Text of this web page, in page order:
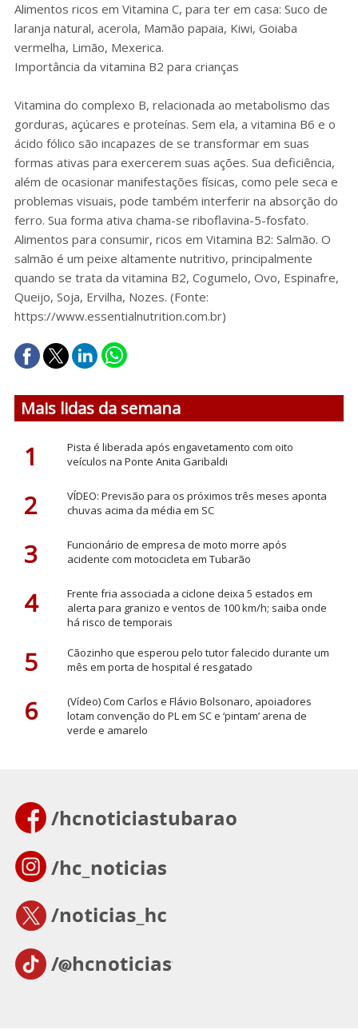
Alimentos ricos em Vitamina C, para ter em casa: Suco de
laranja natural, acerola, Mamão papaia, Kiwi, Goiaba
vermelha, Limão, Mexerica.
Importância da vitamina B2 para crianças
Vitamina do complexo B, relacionada ao metabolismo das
gorduras, açúcares e proteínas. Sem ela, a vitamina B6 e o
ácido fólico são incapazes de se transformar em suas
formas ativas para exercerem suas ações. Sua deficiência,
além de ocasionar manifestações físicas, como pele seca e
problemas visuais, pode também interferir na absorção do
ferro. Sua forma ativa chama-se riboflavina-5-fosfato.
Alimentos para consumir, ricos em Vitamina B2: Salmão. O
salmão é um peixe altamente nutritivo, principalmente
quando se trata da vitamina B2, Cogumelo, Ovo, Espinafre,
Queijo, Soja, Ervilha, Nozes. (Fonte:
https://www.essentialnutrition.com.br)
Mais lidas da semana
1
Pista é liberada após engavetamento com oito
veículos na Ponte Anita Garibaldi
2
VÍDEO: Previsão para os próximos três meses aponta
chuvas acima da média em SC
3
Funcionário de empresa de moto morre após
acidente com motocicleta em Tubarão
4
Frente fria associada a ciclone deixa 5 estados em
alerta para granizo e ventos de 100 km/h; saiba onde
há risco de temporais
5
Cãozinho que esperou pelo tutor falecido durante um
mês em porta de hospital é resgatado
6
(Vídeo) Com Carlos e Flávio Bolsonaro, apoiadores
lotam convenção do PL em SC e ‘pintam’ arena de
verde e amarelo